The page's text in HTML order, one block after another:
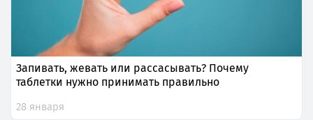
Запивать, жевать или рассасывать? Почему
таблетки нужно принимать правильно
28 января